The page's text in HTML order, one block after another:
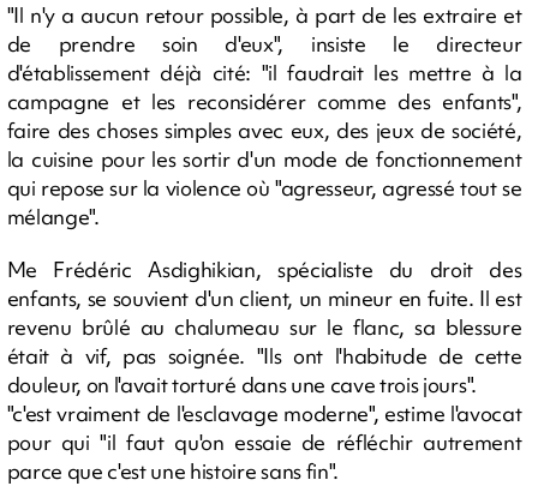
"Il n'y a aucun retour possible, à part de les extraire et
de prendre soin d'eux", insiste le directeur
d'établissement déjà cité: "il faudrait les mettre à la
campagne et les reconsidérer comme des enfants",
faire des choses simples avec eux, des jeux de société,
la cuisine pour les sortir d'un mode de fonctionnement
qui repose sur la violence où "agresseur, agressé tout se
mélange".
Me Frédéric Asdighikian, spécialiste du droit des
enfants, se souvient d'un client, un mineur en fuite. Il est
revenu brûlé au chalumeau sur le flanc, sa blessure
était à vif, pas soignée. "Ils ont l'habitude de cette
douleur, on l'avait torturé dans une cave trois jours".
"c'est vraiment de l'esclavage moderne", estime l'avocat
pour qui "il faut qu'on essaie de réfléchir autrement
parce que c'est une histoire sans fin".